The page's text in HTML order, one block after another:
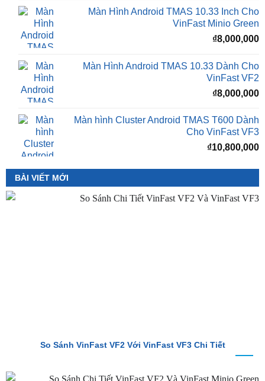
₫16,500,000.
Màn Hình Android TMAS 10.33 Inch Cho
VinFast Minio Green
₫8,000,000
Màn Hình Android TMAS 10.33 Dành Cho
VinFast VF2
₫8,000,000
Màn hình Cluster Android TMAS T600 Dành
Cho VinFast VF3
₫10,800,000
BÀI VIẾT MỚI
So Sánh VinFast VF2 Với VinFast VF3 Chi Tiết